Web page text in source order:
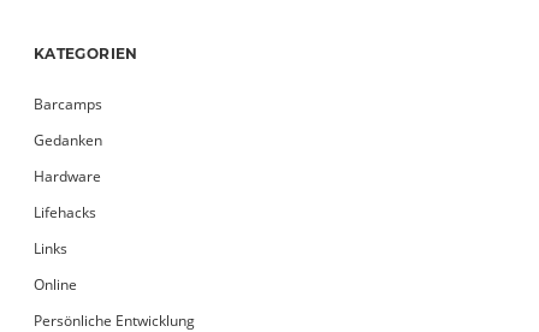
KATEGORIEN
Barcamps
Gedanken
Hardware
Lifehacks
Links
Online
Persönliche Entwicklung